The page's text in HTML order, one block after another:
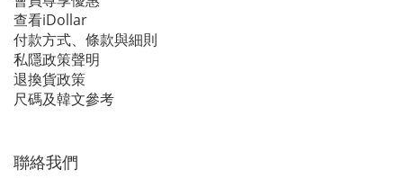
查看iDollar
付款方式、條款與細則
私隱政策聲明
退換貨政策
尺碼及韓文參考
聯絡我們